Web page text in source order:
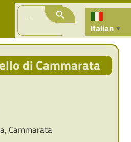
Search
for:
Search Button
Italian ▼
di Cammarata
Cammarata